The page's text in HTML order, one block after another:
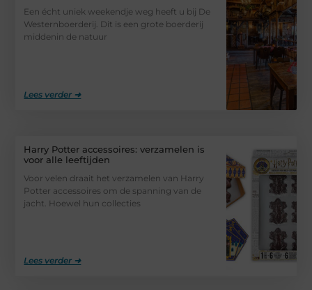
Een écht uniek weekendje weg heeft u bij De
Westernboerderij. Dit is een grote boerderij
middenin de natuur
Lees verder ➜
Harry Potter accessoires: verzamelen is
voor alle leeftijden
Voor velen draait het verzamelen van Harry
Potter accessoires om de spanning van de
jacht. Hoewel hun collecties
Lees verder ➜